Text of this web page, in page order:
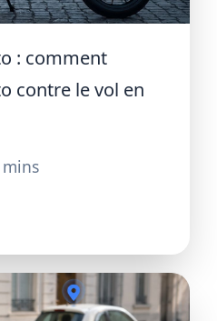
: comment
contre le vol en
mins